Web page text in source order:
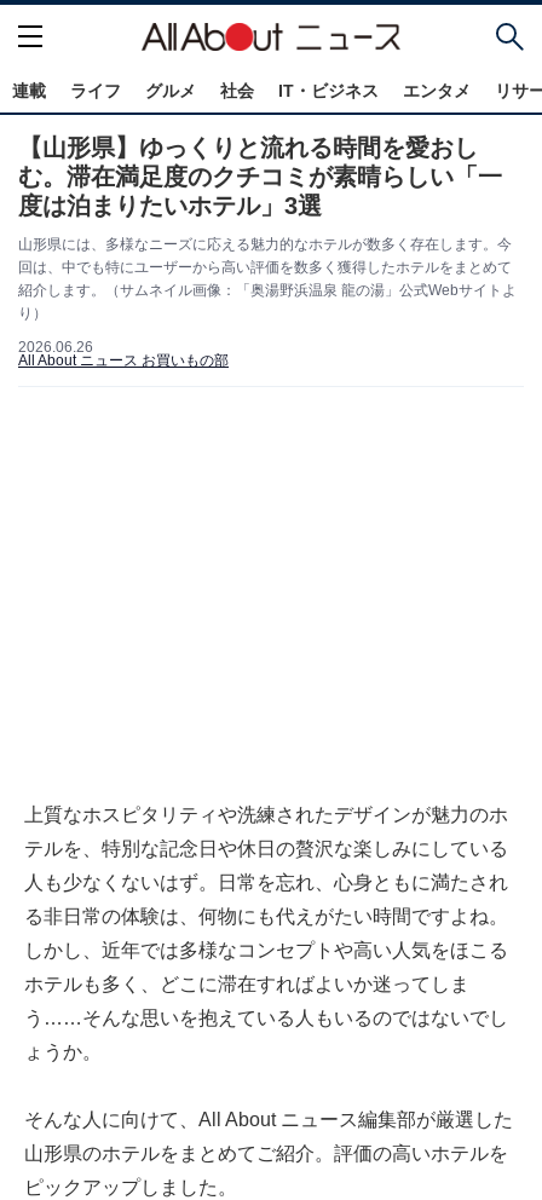
連載 ライフ グルメ 社会 IT・ビジネス エンタメ リサ
【山形県】ゆっくりと流れる時間を愛おし
む。滞在満足度のクチコミが素晴らしい「一
度は泊まりたいホテル」3選
山形県には、多様なニーズに応える魅力的なホテルが数多く存在します。今
回は、中でも特にユーザーから高い評価を数多く獲得したホテルをまとめて
紹介します。（サムネイル画像：「奥湯野浜温泉 龍の湯」公式Webサイトよ
り）
2026.06.26
All About ニュース お買いもの部
上質なホスピタリティや洗練されたデザインが魅力のホ
テルを、特別な記念日や休日の贅沢な楽しみにしている
人も少なくないはず。日常を忘れ、心身ともに満たされ
る非日常の体験は、何物にも代えがたい時間ですよね。
しかし、近年では多様なコンセプトや高い人気をほこる
ホテルも多く、どこに滞在すればよいか迷ってしま
う……そんな思いを抱えている人もいるのではないでし
ょうか。
そんな人に向けて、All About ニュース編集部が厳選した
山形県のホテルをまとめてご紹介。評価の高いホテルを
ピックアップしました。